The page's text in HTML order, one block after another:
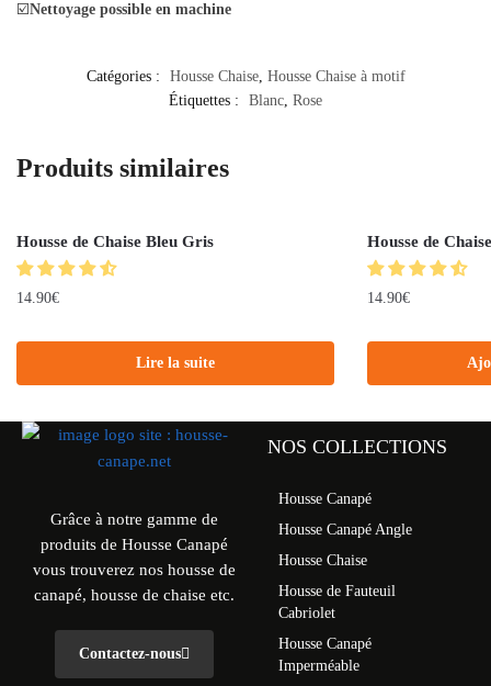
☑️Nettoyage possible en machine
Catégories : Housse Chaise, Housse Chaise à motif
Étiquettes :
Blanc Rose
Produits similaires
Housse de Chaise Bleu Gris
14.90€
Lire la suite
Housse de
14.90€
Grâce à notre gamme de
produits de Housse Canapé
vous trouverez nos housse de
canapé, housse de chaise etc.
Contactez-nous
NOS COLLECTIONS
Housse Canapé
Housse Canapé Angle
Housse Chaise
Housse de Fauteuil
Cabriolet
Housse Canapé
Imperméable